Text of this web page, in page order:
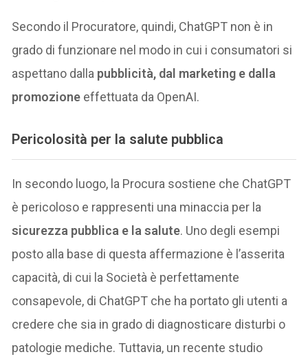
Secondo il Procuratore, quindi, ChatGPT non è in
grado di funzionare nel modo in cui i consumatori si
aspettano dalla pubblicità, dal marketing e dalla
promozione effettuata da OpenAI.
Pericolosità per la salute pubblica
In secondo luogo, la Procura sostiene che ChatGPT
è pericoloso e rappresenti una minaccia per la
sicurezza pubblica e la salute. Uno degli esempi
posto alla base di questa affermazione è l’asserita
capacità, di cui la Società è perfettamente
consapevole, di ChatGPT che ha portato gli utenti a
credere che sia in grado di diagnosticare disturbi o
patologie mediche. Tuttavia, un recente studio